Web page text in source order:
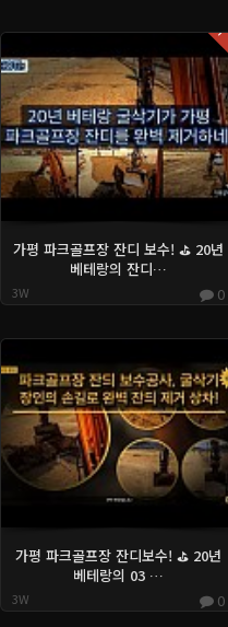
Hot
가평 파크골프장 잔디 보수! ⛳️ 20년
베테랑의 잔디…
3W 0
가평 파크골프장 잔디보수! ⛳️ 20년
베테랑의 03 …
3W 0